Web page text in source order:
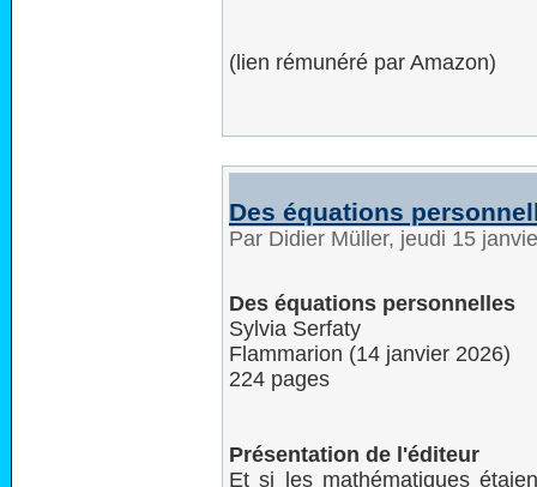
(lien rémunéré par Amazon)
Des équations
Par Didier Müller, jeudi 15
Des équations personnelles
Sylvia Serfaty
Flammarion (14 janvier 2026)
224 pages
Présentation de l'éditeur
Et si les mathématiques